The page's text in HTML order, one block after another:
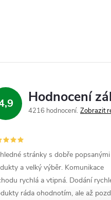
Hodnocení
4216 hodnocení Zobrazit
stránky s dobře popsanými
a velký výběr. Komunikace
rychlá a vtipná. Dodání
ráda ohodnotím, ale až